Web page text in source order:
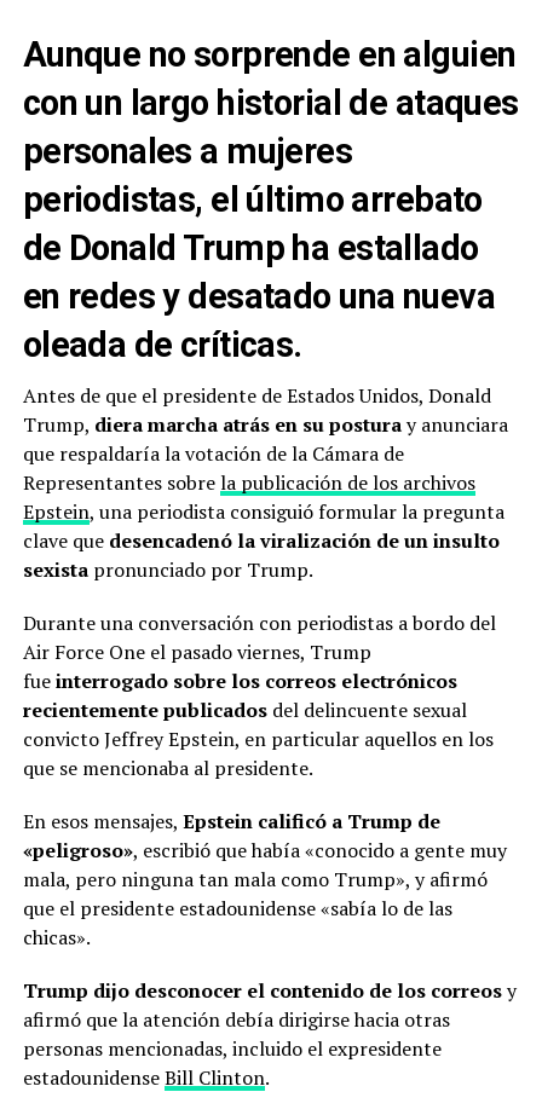
Aunque no sorprende en alguien
con un largo historial de ataques
personales a mujeres
periodistas, el último arrebato
de Donald Trump ha estallado
en redes y desatado una nueva
oleada de críticas.
Antes de que el presidente de Estados Unidos, Donald
Trump, diera marcha atrás en su posturay anunciara
que respaldaría la votación de la Cámara de
Representantes sobrela publicación de los archivos
Epstein, una periodista consiguió formular la pregunta
clave que desencadenó la viralización de un insulto
sexistapronunciado por Trump.
Durante una conversación con periodistas a bordo del
Air Force One el pasado viernes, Trump
fueinterrogado sobre los correos electrónicos
recientemente publicadosdel delincuente sexual
convicto Jeffrey Epstein, en particular aquellos en los
que se mencionaba al presidente.
En esos mensajes, Epstein calificó a Trump de
«peligroso», escribió que había «conocido a gente muy
mala, pero ninguna tan mala como Trump», y afirmó
que el presidente estadounidense «sabía lo de las
chicas».
Trump dijo desconocer el contenido de los correosy
afirmó que la atención debía dirigirse hacia otras
personas mencionadas, incluido el expresidente
estadounidenseBill Clinton.